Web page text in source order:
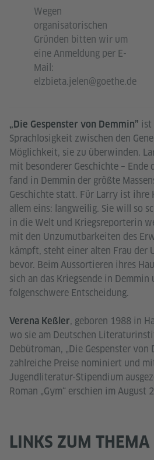
„Die Gespenster von Demmin” ist
Sprachlosigkeit zwischen den
Möglichkeit, sie zu überwinden.
mit besonderer Geschichte –
fand in Demmin der größte
Geschichte statt. Für Larry ist
allem eins: langweilig. Sie will so
in die Welt und Kriegsreporterin
mit den Unzumutbarkeiten des
kämpft, steht einer alten Frau der
bevor. Beim Aussortieren ihres
sich an das Kriegsende in
folgenschwere Entscheidung.
Verena Keßler, geboren 1988 in
wo sie am Deutschen
Debütroman, „Die Gespenster von
zahlreiche Preise nominiert und
Jugendliteratur-Stipendium
Roman „Gym“ erschien im August
LINKS ZUM THEMA
Wegen
organisatorischen
Gründen bitten wir um
eine Anmeldung per E-
Mail:
elzbieta.jelen@goethe.de